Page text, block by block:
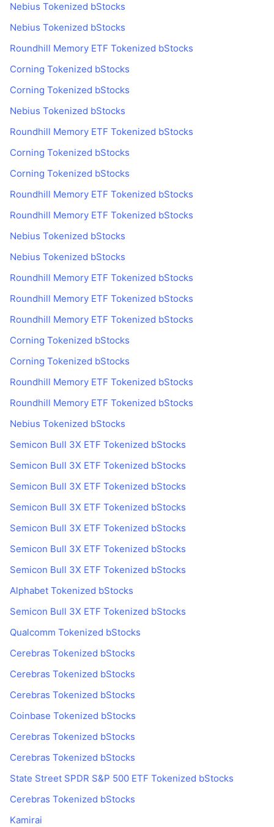
Nebius Tokenized bStocks
Nebius Tokenized bStocks
Roundhill Memory ETF Tokenized bStocks
Corning Tokenized bStocks
Corning Tokenized bStocks
Nebius Tokenized bStocks
Roundhill Memory ETF Tokenized bStocks
Corning Tokenized bStocks
Corning Tokenized bStocks
Roundhill Memory ETF Tokenized bStocks
Roundhill Memory ETF Tokenized bStocks
Nebius Tokenized bStocks
Nebius Tokenized bStocks
Roundhill Memory ETF Tokenized bStocks
Roundhill Memory ETF Tokenized bStocks
Roundhill Memory ETF Tokenized bStocks
Corning Tokenized bStocks
Corning Tokenized bStocks
Roundhill Memory ETF Tokenized bStocks
Roundhill Memory ETF Tokenized bStocks
Nebius Tokenized bStocks
Semicon Bull 3X ETF Tokenized bStocks
Semicon Bull 3X ETF Tokenized bStocks
Semicon Bull 3X ETF Tokenized bStocks
Semicon Bull 3X ETF Tokenized bStocks
Semicon Bull 3X ETF Tokenized bStocks
Semicon Bull 3X ETF Tokenized bStocks
Semicon Bull 3X ETF Tokenized bStocks
Alphabet Tokenized bStocks
Semicon Bull 3X ETF Tokenized bStocks
Qualcomm Tokenized bStocks
Cerebras Tokenized bStocks
Cerebras Tokenized bStocks
Cerebras Tokenized bStocks
Coinbase Tokenized bStocks
Cerebras Tokenized bStocks
Cerebras Tokenized bStocks
State Street SPDR S&P 500 ETF Tokenized bStocks
Cerebras Tokenized bStocks
Kamirai